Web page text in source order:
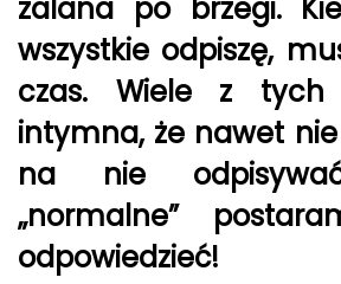
zalana po brzegi.
wszystkie odpiszę,
czas. Wiele z
intymna, że nawet
na nie
„normalne”
odpowiedzieć!